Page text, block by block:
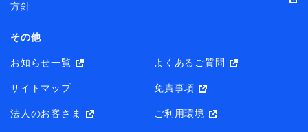
方針
その他
お知らせ一覧 よくあるご質問
サイトマップ 免責事項
法人のお客さま ご利用環境